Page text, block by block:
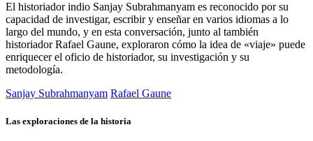
El historiador indio Sanjay Subrahmanyam es reconocido por su
capacidad de investigar, escribir y enseñar en varios idiomas a lo
largo del mundo, y en esta conversación, junto al también
historiador Rafael Gaune, exploraron cómo la idea de «viaje» puede
enriquecer el oficio de historiador, su investigación y su
metodología.
Sanjay Subrahmanyam Rafael Gaune
Las exploraciones de la historia